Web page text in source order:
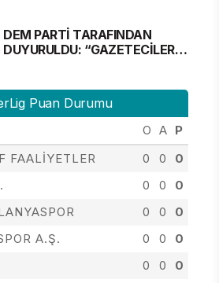
DEM PARTİ TARAFINDAN
DUYURULDU: “GAZETECİLER
Puan Durumu
O A P
FAALİYETLER
0 0
0
0 0
0
0 0
0
A.Ş.
0 0
0
0 0
0